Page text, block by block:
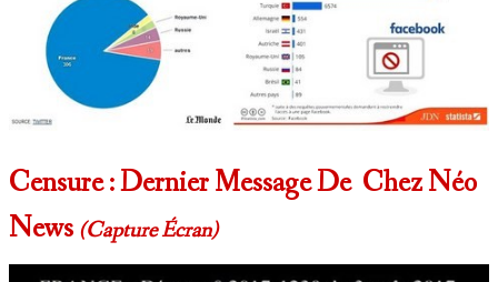
Censure : Dernier Message De Chez Néo
News (capture Écran)